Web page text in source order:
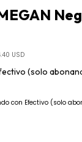
USD
(solo
con Efectivo (solo